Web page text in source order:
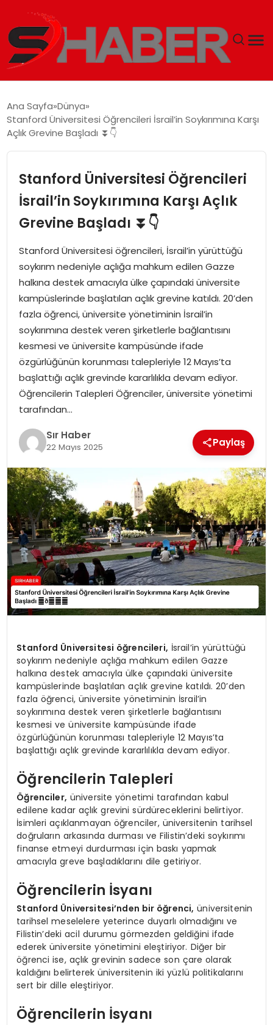
MAGAZIN
SPOR
EKONOMI
SIYASET
EĞITIM
YAŞAM
Ana Sayfa Dünya
Stanford Üniversitesi Öğrencileri İsrail’in Soykırımına Karşı
Açlık Grevine Başladı ⏬👇
Stanford Üniversitesi Öğrencileri
İsrail’in Soykırımına Karşı Açlık
Grevine Başladı ⏬👇
Stanford Üniversitesi öğrencileri, İsrail’in yürüttüğü
soykırım nedeniyle açlığa mahkum edilen Gazze
halkına destek amacıyla ülke çapındaki üniversite
kampüslerinde başlatılan açlık grevine katıldı. 20’den
fazla öğrenci, üniversite yönetiminin İsrail’in
soykırımına destek veren şirketlerle bağlantısını
kesmesi ve üniversite kampüsünde ifade
özgürlüğünün korunması talepleriyle 12 Mayıs’ta
başlattığı açlık grevinde kararlılıkla devam ediyor.
Öğrencilerin Talepleri Öğrenciler, üniversite yönetimi
tarafından…
Sır Haber
22 Mayıs 2025 Paylaş
Stanford Üniversitesi öğrencileri, İsrail’in yürüttüğü
soykırım nedeniyle açlığa mahkum edilen Gazze
halkına destek amacıyla ülke çapındaki üniversite
kampüslerinde başlatılan açlık grevine katıldı. 20’den
fazla öğrenci, üniversite yönetiminin İsrail’in
soykırımına destek veren şirketlerle bağlantısını
kesmesi ve üniversite kampüsünde ifade
özgürlüğünün korunması talepleriyle 12 Mayıs’ta
başlattığı açlık grevinde kararlılıkla devam ediyor.
Öğrencilerin Talepleri
Öğrenciler, üniversite yönetimi tarafından kabul
edilene kadar açlık grevini sürdüreceklerini belirtiyor.
İsimleri açıklanmayan öğrenciler, üniversitenin tarihsel
doğruların arkasında durması ve Filistin’deki soykırımı
finanse etmeyi durdurması için baskı yapmak
amacıyla greve başladıklarını dile getiriyor.
Öğrencilerin İsyanı
Stanford Üniversitesi’nden bir öğrenci, üniversitenin
tarihsel meselelere yeterince duyarlı olmadığını ve
Filistin’deki acil durumu görmezden geldiğini ifade
ederek üniversite yönetimini eleştiriyor. Diğer bir
öğrenci ise, açlık grevinin sadece son çare olarak
kaldığını belirterek üniversitenin iki yüzlü politikalarını
sert bir dille eleştiriyor.
Öğrencilerin İsyanı